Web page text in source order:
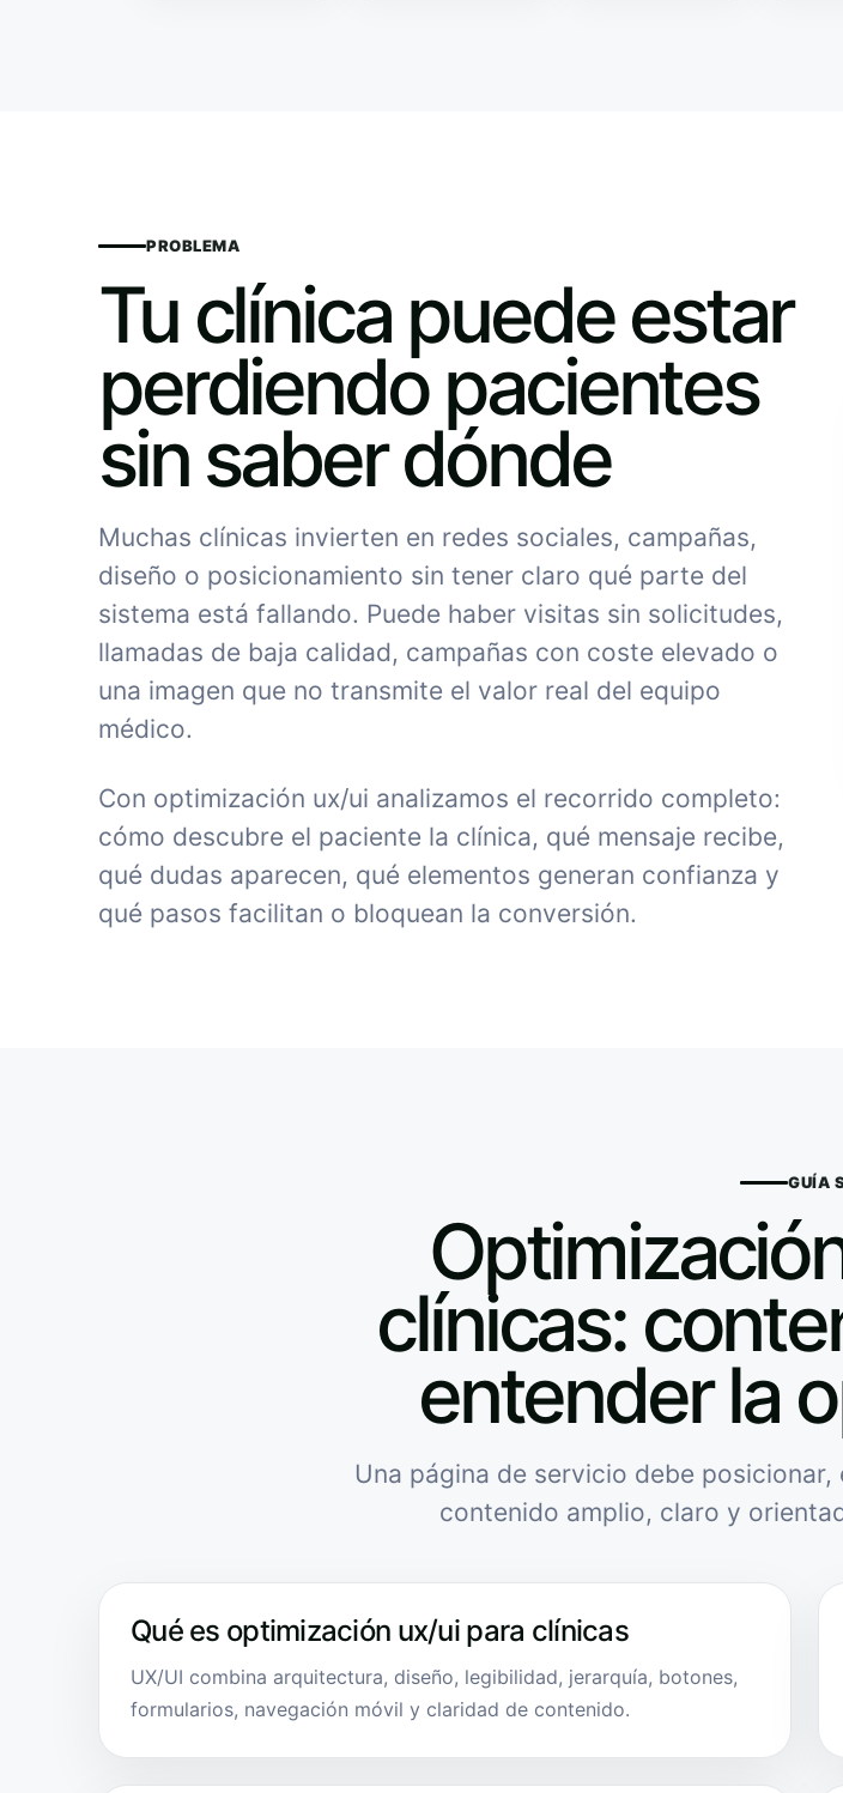
PROBLEMA
Tu clínica puede estar
perdiendo pacientes
sin saber dónde
Muchas clínicas invierten en redes sociales, campañas,
diseño o posicionamiento sin tener claro qué parte del
sistema está fallando. Puede haber visitas sin solicitudes,
llamadas de baja calidad, campañas con coste elevado o
una imagen que no transmite el valor real del equipo
médico.
Con optimización ux/ui analizamos el recorrido completo:
cómo descubre el paciente la clínica, qué mensaje recibe,
qué dudas aparecen, qué elementos generan confianza y
qué pasos facilitan o bloquean la conversión.
GUÍA
clínicas:
entender la
Una página de servicio debe
contenido amplio, claro y
Qué es optimización ux/ui para clínicas
UX/UI combina arquitectura, diseño, legibilidad, jerarquía, botones,
formularios, navegación móvil y claridad de contenido.